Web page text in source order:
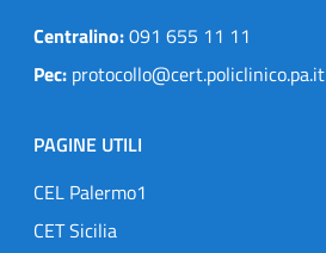
Centralino:091 655 11 11
Pec: protocollo@cert.policlinico.pa.it
PAGINE UTILI
CEL Palermo1
CET Sicilia